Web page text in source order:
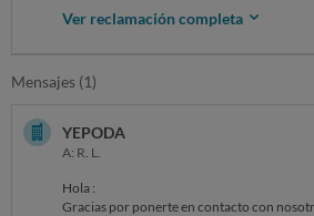
El pasado día 22 de diciembre compré en su
productos con número de pedido
esperando el reembolso de los 45 euros que
web para devoluciones y me llega una
estáis de vacaciones hasta el día 2 de enero.
recibir el reembolso.
Yo he seguido todos los pasos que me
cuando lo trajo el mensajero.
Ver reclamación completa
Mensajes (1)
YEPODA
A: R. L.
Hola :
Gracias por ponerte en contacto con